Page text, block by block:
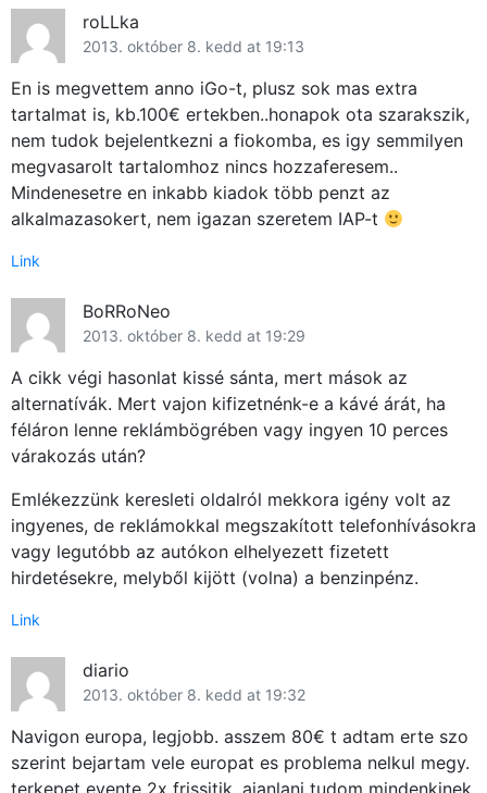
roLLka
2013. október 8. kedd at 19:13
En is megvettem anno iGo-t, plusz sok mas extra
tartalmat is, kb.100€ ertekben..honapok ota szarakszik,
nem tudok bejelentkezni a fiokomba, es igy semmilyen
megvasarolt tartalomhoz nincs hozzaferesem..
Mindenesetre en inkabb kiadok több penzt az
alkalmazasokert, nem igazan szeretem IAP-t
Link
BoRRoNeo
2013. október 8. kedd at 19:29
A cikk végi hasonlat kissé sánta, mert mások az
alternatívák. Mert vajon kifizetnénk-e a kávé árát, ha
féláron lenne reklámbögrében vagy ingyen 10 perces
várakozás után?
Emlékezzünk keresleti oldalról mekkora igény volt az
ingyenes, de reklámokkal megszakított telefonhívásokra
vagy legutóbb az autókon elhelyezett fizetett
hirdetésekre, melyből kijött (volna) a benzinpénz.
Link
diario
2013. október 8. kedd at 19:32
Navigon europa, legjobb. asszem 80€ t adtam erte szo
szerint bejartam vele europat es problema nelkul megy.
terkepet evente 2x frissitik. ajanlani tudom mindenkinek